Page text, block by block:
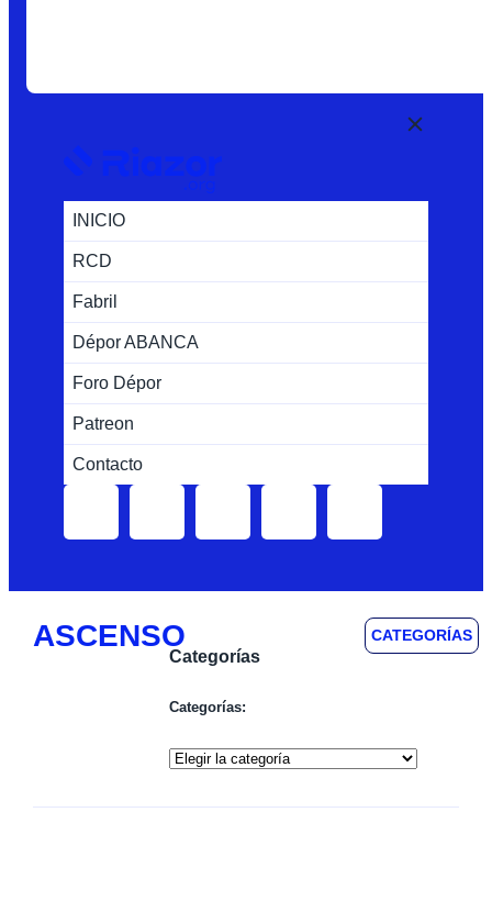
INICIO
RCD
Fabril
Dépor ABANCA
Foro Dépor
Patreon
Contacto
ASCENSO
Categorías
Categorías:
CATEGORÍAS